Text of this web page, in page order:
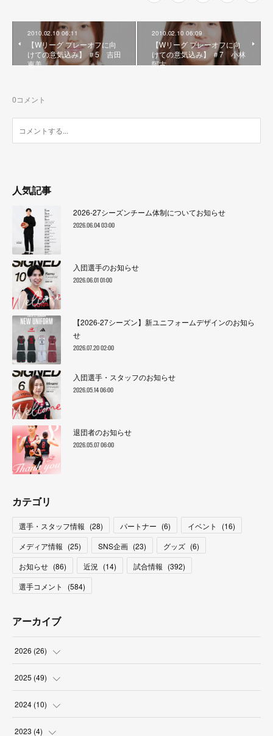
2010.02.10 06:11
【Wリーグ プレーオフに向
けての意気込み】 ＃5 吉田
恵美
2010.02.10 06:09
【Wリーグ プレーオフに向
けての意気込み】 ＃7 小林
阿古
0コメント
人気記事
2026-27シーズンチーム体制についてお知らせ
2026.06.04 03:00
入団選手のお知らせ
2026.06.01 01:00
【2026-27シーズン】新ユニフォームデザインのお知ら
せ
2026.07.20 02:00
入団選手・スタッフのお知らせ
2026.05.14 06:00
退団者のお知らせ
2026.05.07 06:00
カテゴリ
選手・スタッフ情報 (28) パートナー (6) イベント (16)
メディア情報 (25) SNS企画 (23) グッズ (6)
お知らせ (86) 近況 (14) 試合情報 (392)
選手コメント
(584)
アーカイブ
2026 (26)
(2
(2
(
2025 (49)
(6
( 10
2024 (10)
( )
2023 (4)